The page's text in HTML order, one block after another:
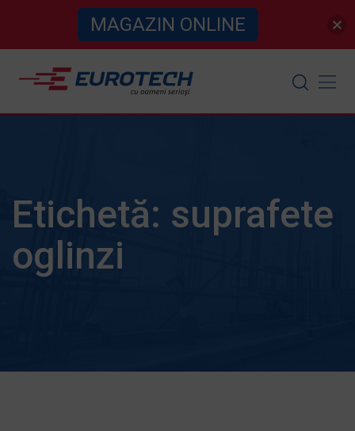
Etichetă: suprafete
oglinzi
MAGAZIN ONLINE